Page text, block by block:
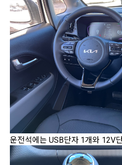
운전석에는 USB단자 1개와 12V